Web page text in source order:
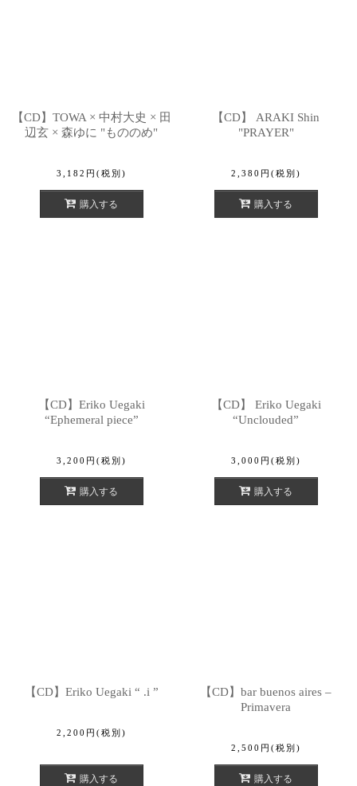
【CD】TOWA × 中村大史 × 田
辺玄 × 森ゆに "もののめ"
3,182 円 (税別)
購入する
【CD】 ARAKI Shin
"PRAYER"
2,380 円 (税別)
購入する
【CD】Eriko Uegaki
“Ephemeral piece”
3,200 円 (税別)
購入する
【CD】 Eriko Uegaki
“Unclouded”
3,000 円 (税別)
購入する
【CD】Eriko Uegaki “ .i ”
2,200 円 (税別)
購入する
【CD】bar buenos aires –
Primavera
2,500 円 (税別)
購入する